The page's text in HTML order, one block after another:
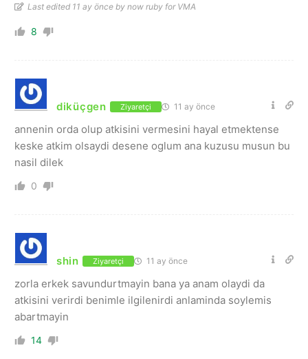
Last edited 11 ay önce by now ruby for VMA
8
diküçgen Ziyaretçi 11 ay önce
annenin orda olup atkisini vermesini hayal etmektense
keske atkim olsaydi desene oglum ana kuzusu musun bu
nasil dilek
0
shin Ziyaretçi 11 ay önce
zorla erkek savundurtmayin bana ya anam olaydi da
atkisini verirdi benimle ilgilenirdi anlaminda soylemis
abartmayin
14